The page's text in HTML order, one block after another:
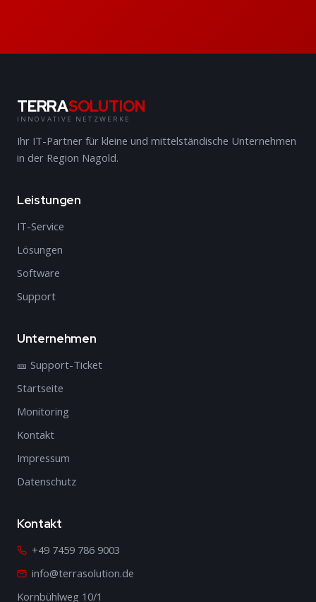
TERRASOLUTION
INNOVATIVE NETZWERKE
Ihr IT-Partner für kleine und mittelständische Unternehmen
in der Region Nagold.
Leistungen
IT-Service
Lösungen
Software
Support
Unternehmen
🎫 Support-Ticket
Startseite
Monitoring
Kontakt
Impressum
Datenschutz
Kontakt
+49 7459 786 9003
info@terrasolution.de
Kornbühlweg 10/1